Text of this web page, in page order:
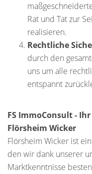
Rat und Tat zur
realisieren.
Rechtliche
durch den
uns um alle
entspannt
FS ImmoConsult -
Flörsheim Wicker
Flörsheim Wicker ist
den wir dank unserer
Marktkenntnisse